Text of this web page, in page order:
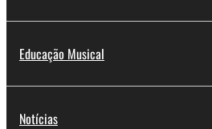
Educação Musical
Notícias